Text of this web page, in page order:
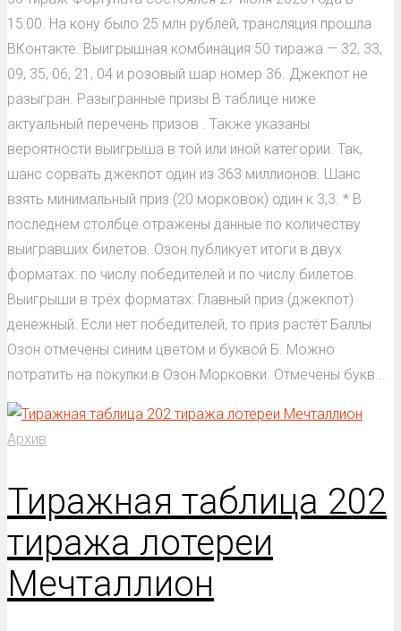
15:00. На кону было 25 млн рублей, трансляция прошла
ВКонтакте. Выигрышная комбинация 50 тиража — 32, 33,
09, 35, 06, 21, 04 и розовый шар номер 36. Джекпот не
разыгран. Разыгранные призы В таблице ниже
актуальный перечень призов . Также указаны
вероятности выигрыша в той или иной категории. Так,
шанс сорвать джекпот один из 363 миллионов. Шанс
взять минимальный приз (20 морковок) один к 3,3. * В
последнем столбце отражены данные по количеству
выигравших билетов. Озон публикует итоги в двух
форматах: по числу победителей и по числу билетов.
Выигрыши в трёх форматах: Главный приз (джекпот)
денежный. Если нет победителей, то приз растёт Баллы
Озон отмечены синим цветом и буквой Б. Можно
потратить на покупки в Озон Морковки. Отмечены букв...
Архив
Тиражная таблица 202
тиража лотереи
Мечталлион